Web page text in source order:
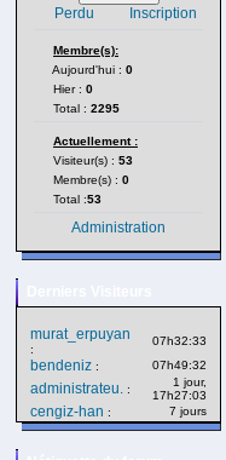
Perdu Inscription
Membre(s):
Aujourd'hui : 0
Hier : 0
Total : 2295
Actuellement :
Visiteur(s) : 53
Membre(s) : 0
Total :53
Administration
murat_erpuyan
:
07h32:33
bendeniz : 07h49:32
administrateu. :
1 jour,
17h27:03
cengiz-han : 7 jours